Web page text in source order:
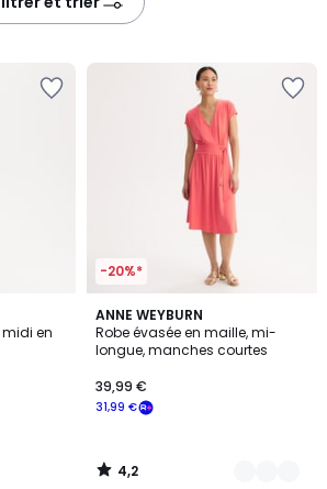
en
-20%*
ANNE WEYBURN
Robe évasée en maille, mi-
longue, manches courtes
31,99 €
39,99 €
4,2
/ 5
2
Couleurs
4,2
/